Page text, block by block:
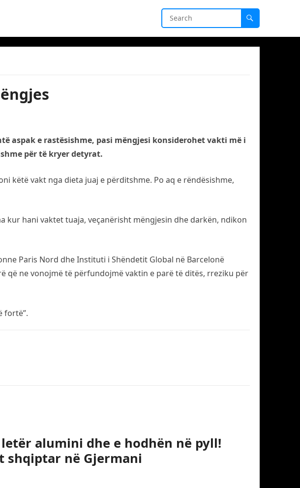
aspak e rastësishme, pasi mëngjesi konsiderohet vakti më i
për të kryer detyrat.
këtë vakt nga dieta juaj e përditshme. Po aq e rëndësishme,
hani vaktet tuaja, veçanërisht mëngjesin dhe darkën, ndikon
Paris Nord dhe Instituti i Shëndetit Global në Barcelonë
që ne vonojmë të përfundojmë vaktin e parë të ditës, rreziku për
fortë”.
alumini dhe e hodhën në pyll!
shqiptar në Gjermani